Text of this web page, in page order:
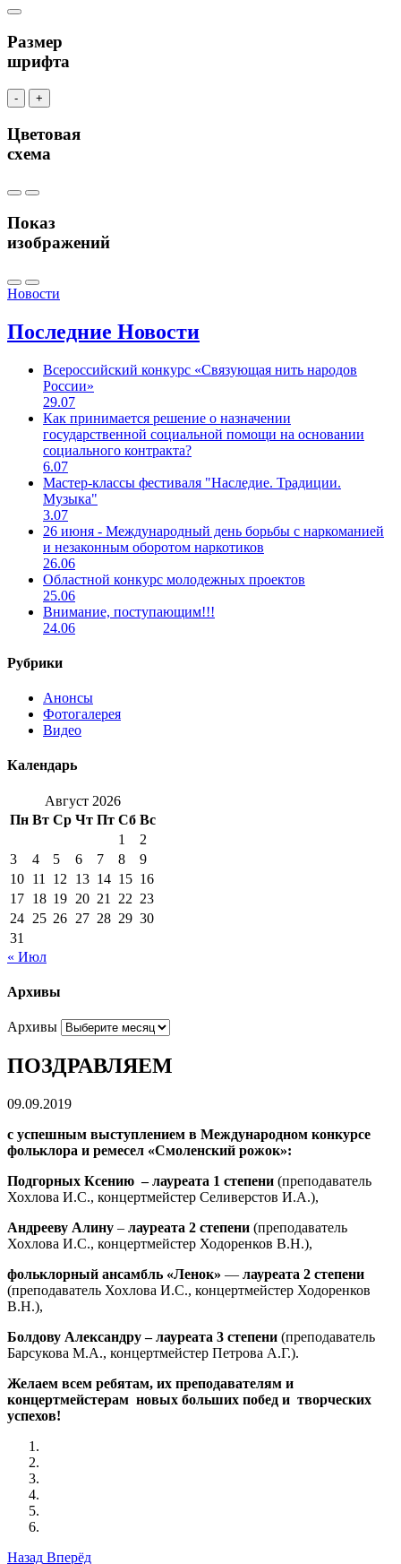
Размер
шрифта
- +
Цветовая
схема
Показ
изображений
Новости
Последние Новости
Всероссийский конкурс «Связующая нить народов
России»
29.07
Как принимается решение о назначении
государственной социальной помощи на основании
социального контракта?
6.07
Мастер-классы фестиваля "Наследие. Традиции.
Музыка"
3.07
26 июня - Международный день борьбы с наркоманией
и незаконным оборотом наркотиков
26.06
Областной конкурс молодежных проектов
25.06
Внимание, поступающим!!!
24.06
Рубрики
Анонсы
Фотогалерея
Видео
Календарь
Август 2026
Пн Вт Ср Чт Пт Сб Вс
1
2
3
4 5 6 7 8
9
10 11 12 13 14 15 16
17 18 19 20 21 22 23
24 25 26 27 28 29 30
31
« Июл
Архивы
Архивы
ПОЗДРАВЛЯЕМ
09.09.2019
с успешным выступлением в Международном конкурсе
фольклора и ремесел «Смоленский рожок»:
Подгорных Ксению – лауреата 1 степени (преподаватель
Хохлова И.С., концертмейстер Селиверстов И.А.),
Андрееву Алину – лауреата 2 степени (преподаватель
Хохлова И.С., концертмейстер Ходоренков В.Н.),
фольклорный ансамбль «Ленок» — лауреата 2 степени
(преподаватель Хохлова И.С., концертмейстер Ходоренков
В.Н.),
Болдову Александру – лауреата 3 степени (преподаватель
Барсукова М.А., концертмейстер Петрова А.Г.).
Желаем всем ребятам, их преподавателям и
концертмейстерам новых больших побед и творческих
успехов!
Назад Вперёд